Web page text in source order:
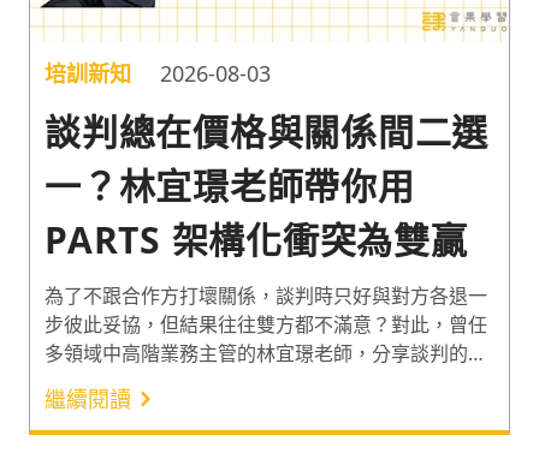
培訓新知 2026-08-03
談判總在價格與關係間二選
一？林宜璟老師帶你用
PARTS 架構化衝突為雙贏
為了不跟合作方打壞關係，談判時只好與對方各退一
步彼此妥協，但結果往往雙方都不滿意？對此，曾任
多領域中高階業務主管的林宜璟老師，分享談判的核
心思維與 PARTS 架構。幫企業拆解談判的底層邏
輯，透過 5 大談判變數打破協商僵局，創造對話雙方
都滿意的雙贏結局。
繼續閱讀